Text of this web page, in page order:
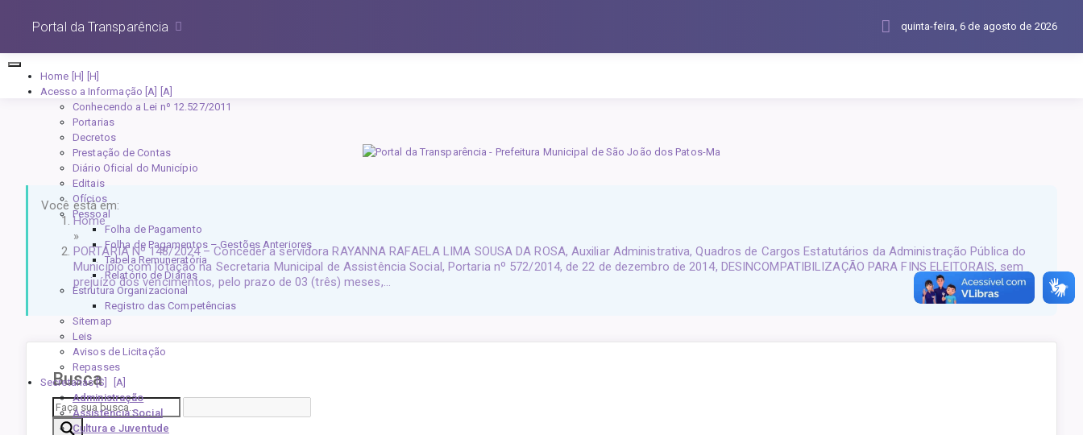
Home [H]
Acesso a Informação [A]
Conhecendo a Lei nº 12.527/2011
Portarias
Decretos
Prestação de Contas
Diário Oficial do Município
Editais
Ofícios
Pessoal
Folha de Pagamento
Folha de Pagamentos – Gestões Anteriores
Tabela Remuneratória
Relatório de Diárias
Estrutura Organizacional
Registro das Competências
Sitemap
Leis
Avisos de Licitação
Repasses
Secretarias [S]
Administração
Assistência Social
Cultura e Juventude
Portal da Transparência quinta-feira, 6 de agosto de 2026
Você está em:
Home
»
PORTARIA Nº 148/2024 – Conceder a servidora RAYANNA RAFAELA LIMA SOUSA DA ROSA, Auxiliar Administrativa, Quadros de Cargos Estatutários da Administração Pública do
Município com lotação na Secretaria Municipal de Assistência Social, Portaria nº 572/2014, de 22 de dezembro de 2014, DESINCOMPATIBILIZAÇÃO PARA FINS ELEITORAIS, sem
prejuízo dos vencimentos, pelo prazo de 03 (três) meses,…
Busca